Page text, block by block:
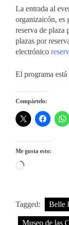
La entrada al
organizaicón, es
reserva de plaza
plazas por
electrónico
El programa
Compártelo:
Me gusta esto:
Cargando...
Tagged: Belle
Museo de las